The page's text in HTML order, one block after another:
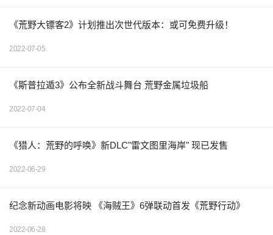
《荒野大镖客2》计划推出次世代版本：或可免费升级！
2022-07-05
《斯普拉遁3》公布全新战斗舞台 荒野金属垃圾船
2022-07-04
《猎人：荒野的呼唤》新DLC"雷文图里海岸" 现已发售
2022-06-29
纪念新动画电影将映 《海贼王》6弹联动首发《荒野行动》
2022-06-28